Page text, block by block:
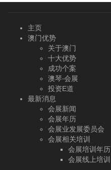
主页
澳门优势
关于澳门
十大优势
成功个案
澳琴‧会展
投资E道
最新消息
会展新闻
会展年历
会展业发展委员会
会展相关培训
会展培训年历
会展线上培训